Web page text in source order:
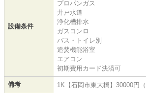
設備条件
プロパンガス
井戸水道
浄化槽排水
ガスコンロ
バス・トイレ別
追焚機能浴室
エアコン
初期費用カード決済可
備考 1K【石岡市東大橋】30000円（